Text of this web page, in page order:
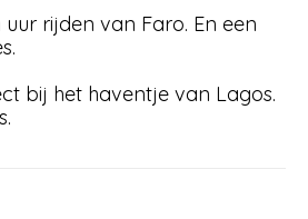
rijden van Faro. En een
bij het haventje van Lagos.